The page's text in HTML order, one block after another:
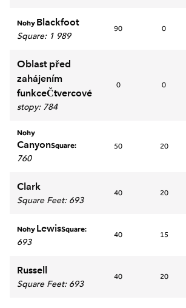
Nohy Blackfoot
Square: 1 989
90 0
Oblast před
zahájením
funkceČtvercové
stopy: 784
0 0
Nohy
CanyonSquare:
760
50 20
Clark
Square Feet: 693
40 20
Nohy LewisSquare:
693
40 15
Russell
Square Feet: 693
40 20